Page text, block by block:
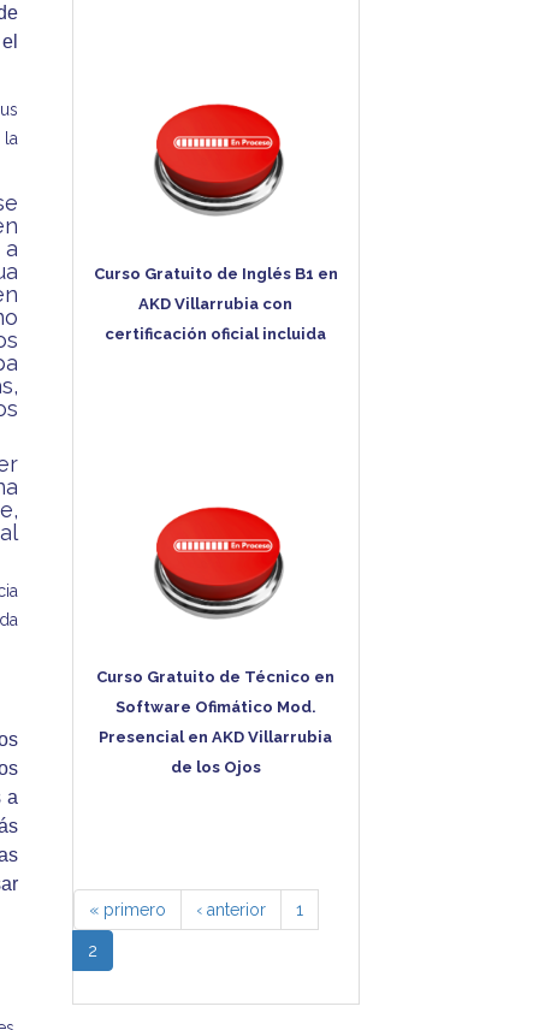
a
Curso Gratuito de Inglés B1 en
AKD Villarrubia con
certificación oficial incluida
Curso Gratuito de Técnico en
Software Ofimático Mod.
Presencial en AKD Villarrubia
de los Ojos
« primero ‹ anterior 1
2